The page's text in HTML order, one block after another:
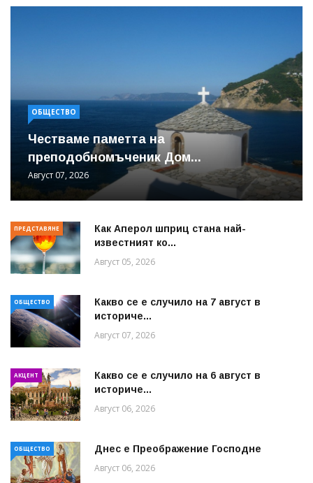
ОБЩЕСТВО
Честваме паметта на
преподобномъченик Дом...
Август 07, 2026
ПРЕДСТАВЯНЕ
Как Аперол шприц стана най-
известният ко...
Август 05, 2026
ОБЩЕСТВО
Какво се е случило на 7 август в
историче...
Август 07, 2026
АКЦЕНТ
Какво се е случило на 6 август в
историче...
Август 06, 2026
ОБЩЕСТВО Днес е Преображение Господне
Август 06, 2026